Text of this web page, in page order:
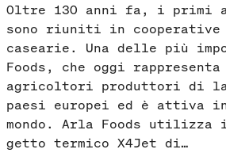
Oltre 130 anni fa, i primi
sono riuniti in
casearie. Una delle più
Foods, che oggi
agricoltori produttori di
paesi europei ed è attiva
mondo. Arla Foods utilizza
getto termico X4Jet di…